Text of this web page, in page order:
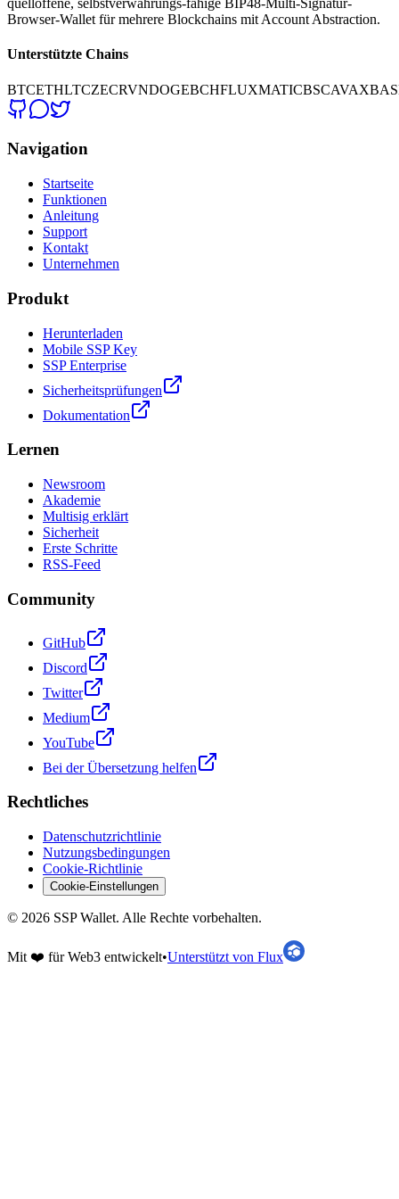
quelloffene, selbstverwahrungs-fähige BIP48-Multi-Signatur-
Browser-Wallet für mehrere Blockchains mit Account Abstraction.
Unterstützte Chains
BTCETHLTCZECRVNDOGEBCHFLUXMATICBSCAVAX
Navigation
Startseite
Funktionen
Anleitung
Support
Kontakt
Unternehmen
Produkt
Herunterladen
Mobile SSP Key
SSP Enterprise
Sicherheitsprüfungen
Dokumentation
Lernen
Newsroom
Akademie
Multisig erklärt
Sicherheit
Erste Schritte
RSS-Feed
Community
GitHub
Discord
Twitter
Medium
YouTube
Bei der Übersetzung helfen
Rechtliches
Datenschutzrichtlinie
Nutzungsbedingungen
Cookie-Richtlinie
Cookie-Einstellungen
© 2026 SSP Wallet. Alle Rechte vorbehalten.
Mit ❤️ für Web3 entwickelt•Unterstützt von Flux